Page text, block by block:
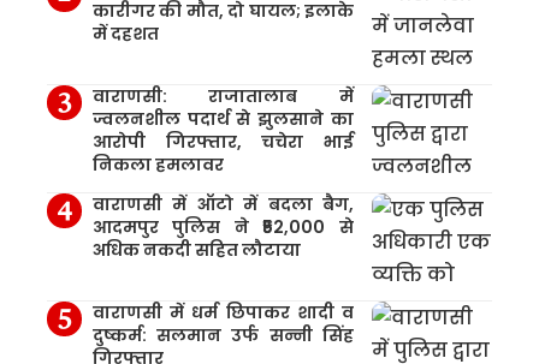
कारीगर की मौत, दो घायल; इलाके
में दहशत
वाराणसी: राजातालाब में
ज्वलनशील पदार्थ से झुलसाने का
आरोपी गिरफ्तार, चचेरा भाई
निकला हमलावर
वाराणसी में ऑटो में बदला बैग,
आदमपुर पुलिस ने ₹52,000 से
अधिक नकदी सहित लौटाया
वाराणसी में धर्म छिपाकर शादी व
दुष्कर्म: सलमान उर्फ सन्नी सिंह
गिरफ्तार